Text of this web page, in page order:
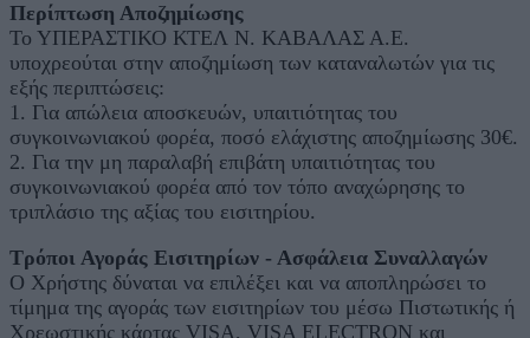
Περίπτωση Αποζημίωσης
Το ΥΠΕΡΑΣΤΙΚΟ ΚΤΕΛ Ν. ΚΑΒΑΛΑΣ Α.Ε.
υποχρεούται στην αποζημίωση των καταναλωτών για τις
εξής περιπτώσεις:
1. Για απώλεια αποσκευών, υπαιτιότητας του
συγκοινωνιακού φορέα, ποσό ελάχιστης αποζημίωσης 30€.
2. Για την μη παραλαβή επιβάτη υπαιτιότητας του
συγκοινωνιακού φορέα από τον τόπο αναχώρησης το
τριπλάσιο της αξίας του εισιτηρίου.
Τρόποι Αγοράς Εισιτηρίων - Ασφάλεια Συναλλαγών
Ο Χρήστης δύναται να επιλέξει και να αποπληρώσει το
τίμημα της αγοράς των εισιτηρίων του μέσω Πιστωτικής ή
Χρεωστικής κάρτας VISA, VISA ELECTRON και